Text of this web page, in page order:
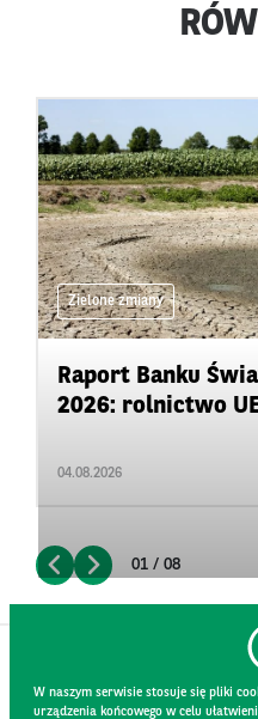
Zielone zmiany
Raport Banku
2026: rolnictwo
04.08.2026
01 / 08
W naszym serwisie stosuje się pliki
urządzenia końcowego w celu